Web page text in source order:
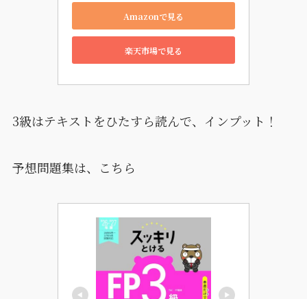
Amazonで見る
楽天市場で見る
3級はテキストをひたすら読んで、インプット！
予想問題集は、こちら